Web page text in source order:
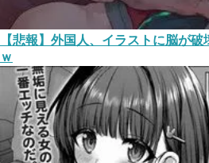
【悲報】外国人、イラストに脳が
ｗ